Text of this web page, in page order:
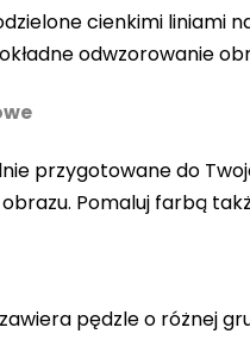
cienkimi liniami
odwzorowanie
przygotowane do
Pomaluj farbą
pędzle o różnej